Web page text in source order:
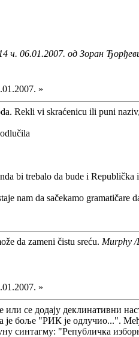
ч. 06.01.2007. од Зоран
»
Rekli vi skraćenicu ili puni
bi trebalo da bude i
nam da sačekamo gramatičare
da zameni čistu sreću. Murphy /
»
се додају деклинативни
је боље "РИК је одлучио...".
синтагму: "Републичка